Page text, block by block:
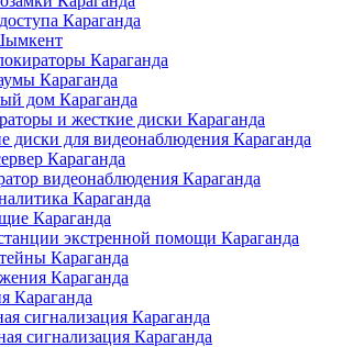
Караганда
Караганда
Караганда
дом Караганда
и жесткие диски Караганда
диски для видеонаблюдения Караганда
Караганда
видеонаблюдения Караганда
Караганда
Караганда
экстренной помощи Караганда
Караганда
Караганда
Караганда
сигнализация Караганда
сигнализация Караганда